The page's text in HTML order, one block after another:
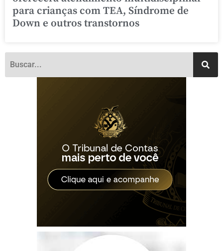
para crianças com TEA, Síndrome de
Down e outros transtornos